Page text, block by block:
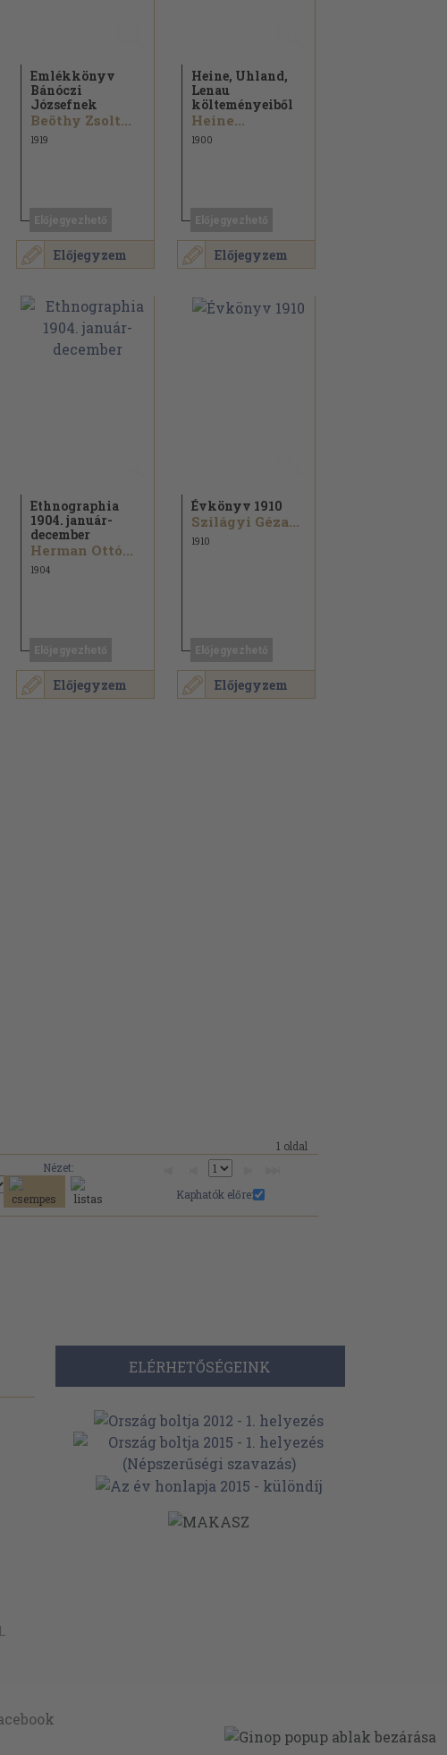
Előjegyzem
Emlékkönyv
Bánóczi
Józsefnek
Beöthy Zsolt...
1919
Előjegyzem
Heine, Uhland,
Lenau
költeményeiből
Heine...
1900
Előjegyzem
Ethnographia
1904. január-
december
Herman Ottó...
1904
Előjegyzem
Évkönyv 1910
Szilágyi Géza...
1910
1 oldal
Nézet:
Kaphatók előre:
ELÉRHETŐSÉGEINK